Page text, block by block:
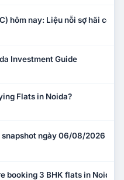
hôm nay: Liệu nỗi sợ hãi có
Investment Guide
Flats in Noida?
snapshot ngày 06/08/2026
booking 3 BHK flats in Noida?